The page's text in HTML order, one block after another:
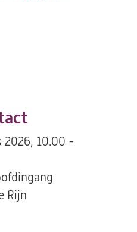
2026, 10.00 -
Rijn